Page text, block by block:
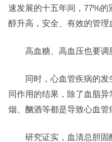
速发展的十五年间，77%的
醇升高，安全、有效的管理
高血糖、高血压也要调
同时，心血管疾病的发
同作用的结果，除了血脂
烟、酗酒等都是导致心血管
研究证实，血清总胆固